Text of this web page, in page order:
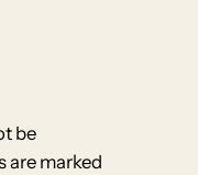
be
are marked